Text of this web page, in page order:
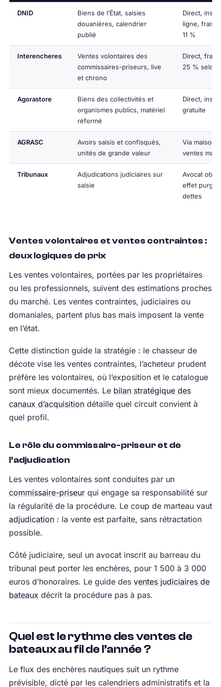
DNID
Biens de l’État, saisies
douanières, calendrier
publié
Direct,
ligne, frais
11 %
Interencheres
Ventes volontaires des
commissaires-priseurs, live
et chrono
Direct, frais
25 % selon
Agorastore
Biens des collectivités et
organismes publics, matériel
réformé
Direct,
gratuite
AGRASC
Avoirs saisis et confisqués,
unités de grande valeur
Via maisons
ventes
Tribunaux
Adjudications judiciaires sur
saisie
Avocat
effet
dettes
Ventes volontaires et ventes contraintes :
deux logiques de prix
Les ventes volontaires, portées par les propriétaires
ou les professionnels, suivent des estimations proches
du marché. Les ventes contraintes, judiciaires ou
domaniales, partent plus bas mais imposent la vente
en l’état.
Cette distinction guide la stratégie : le chasseur de
décote vise les ventes contraintes, l’acheteur prudent
préfère les volontaires, où l’exposition et le catalogue
sont mieux documentés. Le bilan stratégique des
canaux d’acquisitiondétaille quel circuit convient à
quel profil.
Le rôle du commissaire-priseur et de
l’adjudication
Les ventes volontaires sont conduites par un
commissaire-priseurqui engage sa responsabilité sur
la régularité de la procédure. Le coup de marteau vaut
adjudication: la vente est parfaite, sans rétractation
possible.
Côté judiciaire, seul un avocat inscrit au barreau du
tribunal peut porter les enchères, pour 1 500 à 3 000
euros d’honoraires. Le guide des ventes judiciaires de
bateaux décrit la procédure pas à pas.
Quel est le rythme des ventes de
bateaux au fil de l’année ?
Le flux des enchères nautiques suit un rythme
prévisible, dicté par les calendriers administratifs et la